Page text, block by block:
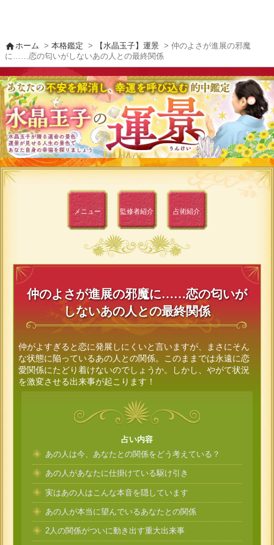
homeホーム >本格鑑定 > 【水晶玉子】運景 > 仲のよさが進展の邪魔
に……恋の匂いがしないあの人との最終関係
メニュー 監修者紹介 占術紹介
仲のよさが進展の邪魔に……恋の匂いが
しないあの人との最終関係
仲がよすぎると恋に発展しにくいと言いますが、まさにそん
な状態に陥っているあの人との関係。このままでは永遠に恋
愛関係にたどり着けないのでしょうか。しかし、やがて状況
を激変させる出来事が起こります！
占い内容
あの人は今、あなたとの関係をどう考えている？
あの人があなたに仕掛けている駆け引き
実はあの人はこんな本音を隠しています
あの人が本当に望んでいるあなたとの関係
2人の関係がついに動き出す重大出来事